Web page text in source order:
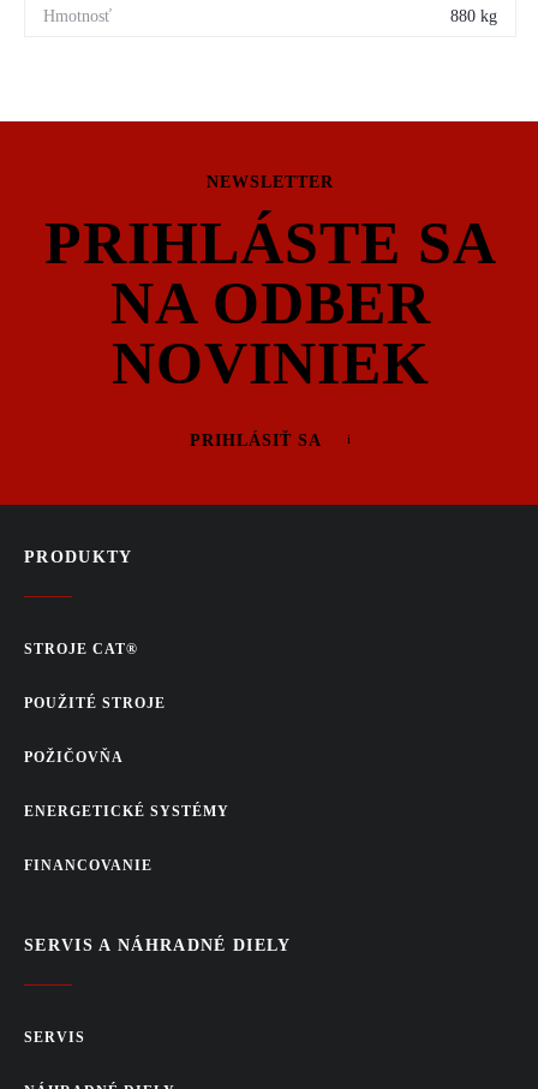
880 kg
NEWSLETTER
PRIHLÁSTE SA
NA ODBER
NOVINIEK
PRIHLÁSIŤ SA
PRODUKTY
STROJE CAT®
POUŽITÉ STROJE
POŽIČOVŇA
ENERGETICKÉ SYSTÉMY
FINANCOVANIE
SERVIS A NÁHRADNÉ DIELY
SERVIS